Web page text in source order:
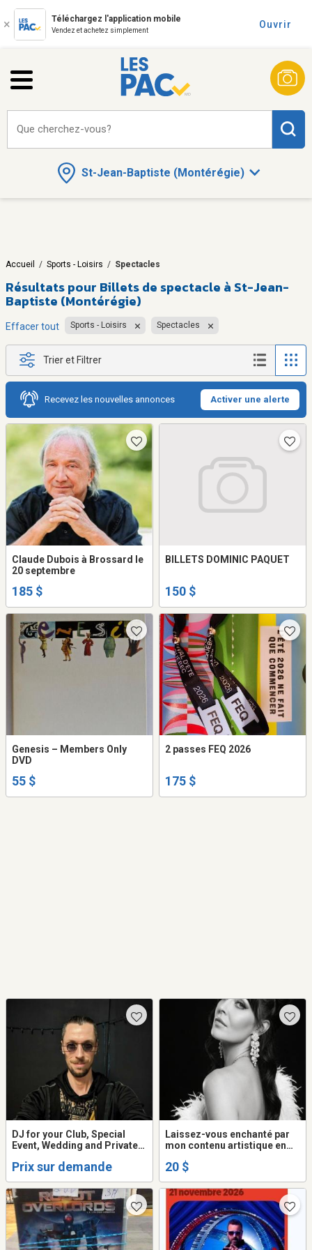
Téléchargez l'application mobile
Vendez et achetez simplement
Ouvrir
St-Jean-Baptiste (Montérégie)
Que cherchez-vous?
Accueil / Sports - Loisirs / Spectacles
Résultats pour Billets de spectacle à St-Jean-
Baptiste (Montérégie)
Effacer tout Sports - Loisirs Spectacles
Trier et Filtrer
Recevez les nouvelles annonces Activer une alerte
Claude Dubois à Brossard le
20 septembre
185 $
BILLETS DOMINIC PAQUET
150 $
Genesis ‎– Members Only
DVD
55 $
2 passes FEQ 2026
175 $
DJ for your Club, Special
Event, Wedding and Private
Prix sur demande
Laissez-vous enchanté par
mon contenu artistique en
multi-disciplinaire du milieux
culturelle)
20 $